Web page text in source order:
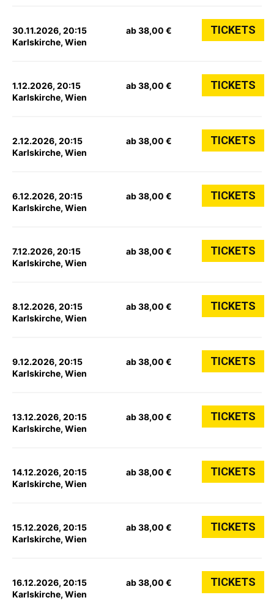
30.11.2026, 20:15
Karlskirche, Wien
ab 38,00 € TICKETS
1.12.2026, 20:15
Karlskirche, Wien
ab 38,00 € TICKETS
2.12.2026, 20:15
Karlskirche, Wien
ab 38,00 € TICKETS
6.12.2026, 20:15
Karlskirche, Wien
ab 38,00 € TICKETS
7.12.2026, 20:15
Karlskirche, Wien
ab 38,00 € TICKETS
8.12.2026, 20:15
Karlskirche, Wien
ab 38,00 € TICKETS
9.12.2026, 20:15
Karlskirche, Wien
ab 38,00 € TICKETS
13.12.2026, 20:15
Karlskirche, Wien
ab 38,00 € TICKETS
14.12.2026, 20:15
Karlskirche, Wien
ab 38,00 € TICKETS
15.12.2026, 20:15
Karlskirche, Wien
ab 38,00 € TICKETS
16.12.2026, 20:15
Karlskirche, Wien
ab 38,00 € TICKETS